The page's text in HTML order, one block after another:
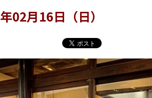
年02月16日（日）